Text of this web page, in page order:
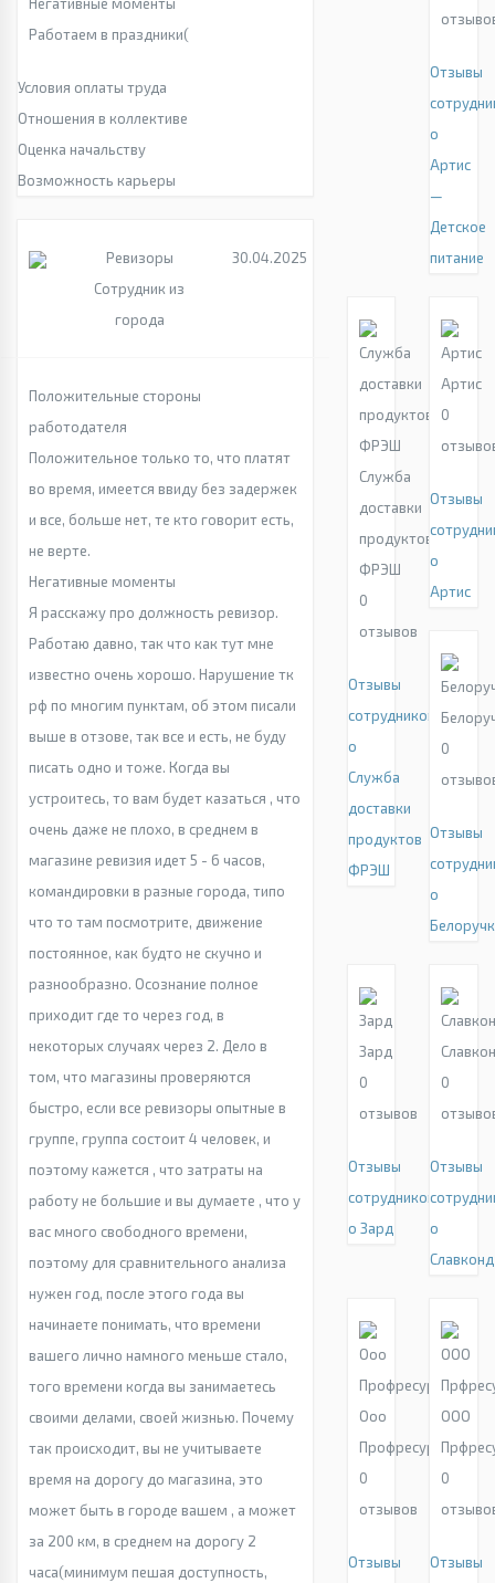
Работаем в праздники(
Условия оплаты труда
Отношения в коллективе
Оценка начальству
Возможность карьеры
Ревизоры
Сотрудник из
города
30.04.2025
Положительные стороны
работодателя
Положительное только то, что платят
во время, имеется ввиду без задержек
и все, больше нет, те кто говорит есть,
не верте.
Негативные моменты
Я расскажу про должность ревизор.
Работаю давно, так что как тут мне
известно очень хорошо. Нарушение тк
рф по многим пунктам, об этом писали
выше в отзове, так все и есть, не буду
писать одно и тоже. Когда вы
устроитесь, то вам будет казаться , что
очень даже не плохо, в среднем в
магазине ревизия идет 5 - 6 часов,
командировки в разные города, типо
что то там посмотрите, движение
постоянное, как будто не скучно и
разнообразно. Осознание полное
приходит где то через год, в
некоторых случаях через 2. Дело в
том, что магазины проверяются
быстро, если все ревизоры опытные в
группе, группа состоит 4 человек, и
поэтому кажется , что затраты на
работу не большие и вы думаете , что у
вас много свободного времени,
поэтому для сравнительного анализа
нужен год, после этого года вы
начинаете понимать, что времени
вашего лично намного меньше стало,
того времени когда вы занимаетесь
своими делами, своей жизнью. Почему
так происходит, вы не учитываете
время на дорогу до магазина, это
может быть в городе вашем , а может
за 200 км, в среднем на дорогу 2
часа(минимум пешая доступность,
Отзывы
о
Артис
—
Детское
питание
Служба
доставки
продуктов
ФРЭШ
0
отзывов
Отзывы
сотрудников
о
Служба
доставки
продуктов
ФРЭШ
Артис
0
Отзывы
о
Артис
0
Отзывы
о
Зард
0
отзывов
Отзывы
сотрудников
о Зард
0
Отзывы
о
Славконд
Ооо
Профресурс
0
отзывов
Отзывы
ООО
0
Отзывы